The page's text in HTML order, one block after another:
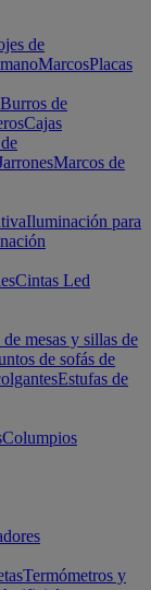
de
MarcosPlacas
Burros de
Cajas
Marcos de
Iluminación para
Cintas Led
mesas y sillas de
de sofás de
Estufas de
Columpios
Termómetros y